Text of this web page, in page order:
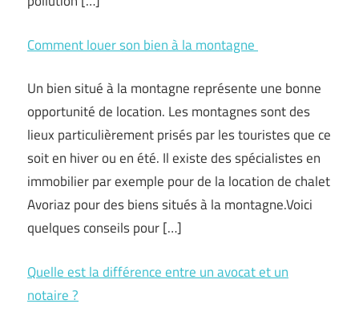
Comment louer son bien à la montagne
Un bien situé à la montagne représente une bonne
opportunité de location. Les montagnes sont des
lieux particulièrement prisés par les touristes que ce
soit en hiver ou en été. Il existe des spécialistes en
immobilier par exemple pour de la location de chalet
Avoriaz pour des biens situés à la montagne.Voici
quelques conseils pour […]
Quelle est la différence entre un avocat et un
notaire ?